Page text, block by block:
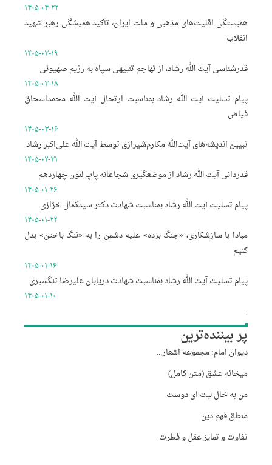
۱۴۰۵-۰۴-۲۲
همبستگی اقلیت‌های مذهبی و ملت ایران، تأکید همیشگی رهبر شهید
انقلاب
۱۴۰۵-۰۳-۱۹
قدرشناسی آیت الله رشاد، از تهاجم تنبیهی سپاه به رژیم صهیونی
۱۴۰۵-۰۳-۱۸
پیام تسلیت آیت الله رشاد بمناسبت ارتحال آیت الله محمداسحاق
فیاض
۱۴۰۵-۰۳-۱۶
تبیین اندیشه‌های آیت‌الله مکارم‌شیرازی توسط آیت الله علی‌اکبر رشاد
۱۴۰۵-۰۲-۳۱
قدردانی آیت الله رشاد از موضعگیری شجاعانه پاپ لئون چهاردهم
۱۴۰۵-۰۱-۲۶
پیام تسلیت آیت الله رشاد بمناسبت شهادت دکتر سیدکمال خرّازی
۱۴۰۵-۰۱-۲۲
مبادا با سازشکاری، «جنگ برده» علیه دشمن را به «ننگ باختن» بدل
کنیم
۱۴۰۵-۰۱-۱۶
پیام تسلیت آیت الله رشاد بمناسبت شهادت دریابان علیرضا تنگسیری
۱۴۰۵-۰۱-۱۰
.
پر بیننده‌ترین
دیوان امام: مجموعه اشعار...
میخانه عشق (متن کامل)
من به خال لبت ای دوست
منطق فهم دین
تفاوت و تمایز عقل و فطرت